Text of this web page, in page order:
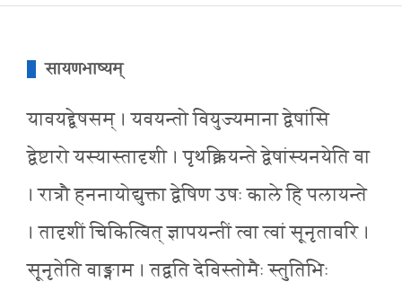
सायणभाष्यम्
यावयद्द्वेषसम् । यवयन्तो वियुज्यमाना द्वेषांसि
द्वेष्टारो यस्यास्तादृशी । पृथक्क्रियन्ते द्वेषांस्यनयेति वा
। रात्रौ हननायोद्युक्ता द्वेषिण उषः काले हि पलायन्ते
। तादृशीं चिकित्वित् ज्ञापयन्तीं त्वा त्वां सूनृतावरि ।
सूनृतेति वाङ्नाम । तद्वति देविस्तोमैः स्तुतिभिः